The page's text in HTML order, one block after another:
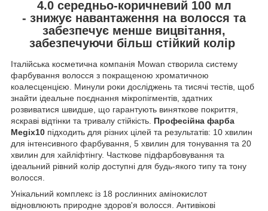
4.0 середньо-коричневий 100 мл
- знижує навантаження на волосся та
забезпечує менше вицвітання,
забезпечуючи більш стійкий колір
Італійська косметична компанія Mowan створила систему
фарбування волосся з покращеною хроматичною
коалесценцією. Минули роки досліджень та тисячі тестів, щоб
знайти ідеальне поєднання мікропігментів, здатних
розвиватися швидше, що гарантують виняткове покриття,
яскраві відтінки та тривалу стійкість. Професійна фарба
Megix10 підходить для різних цілей та результатів: 10 хвилин
для інтенсивного фарбування, 5 хвилин для тонування та 20
хвилин для хайліфтінгу. Часткове підфарбовування та
ідеальний рівний колір доступні для будь-якого типу та тону
волосся.
Унікальний комплекс із 18 рослинних амінокислот
відновлюють природне здоров'я волосся. Антивікові